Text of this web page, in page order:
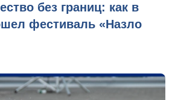
без границ: как в
фестиваль «Назло